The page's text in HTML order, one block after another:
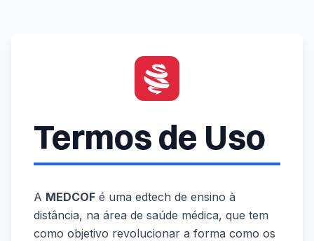
Termos de Uso
A MEDCOF é uma edtech de ensino à
distância, na área de saúde médica, que tem
como objetivo revolucionar a forma como os